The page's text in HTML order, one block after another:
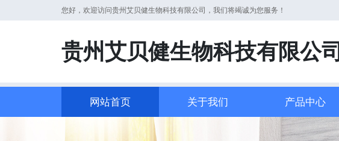
您好，欢迎访问贵州艾贝健生物科技有限公司，我们将竭诚为您服务！
贵州艾贝健生物科技有限公司
网站首页 关于我们 产品中心